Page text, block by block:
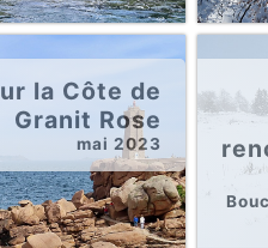
la Côte de
Granit Rose
mai 2023